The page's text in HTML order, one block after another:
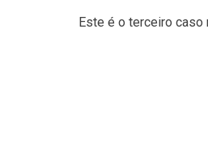
Este é o terceiro